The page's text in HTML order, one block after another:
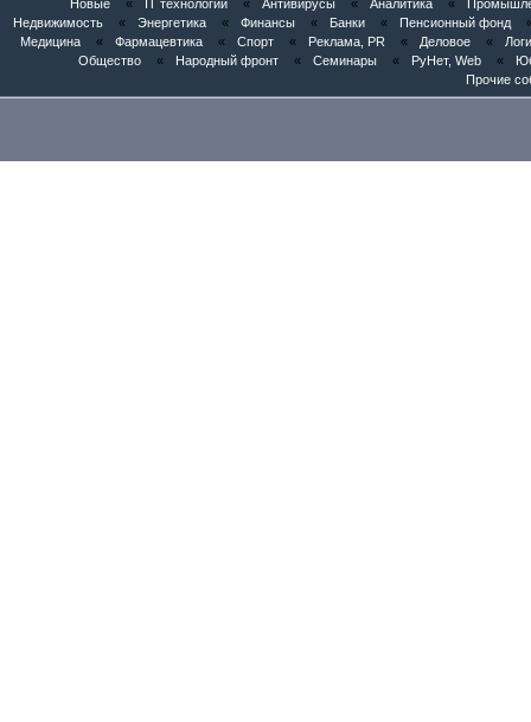
Новые « IT технологии « Антивирусы « Аналитика «
Недвижимость
« Энергетика « Финансы « Банки « Пенсионный фонд
Медицина
« Фармацевтика « Спорт « Реклама, PR « Деловое «
Общество
« Народный фронт « Семинары « РуНет, Web «
Прочие